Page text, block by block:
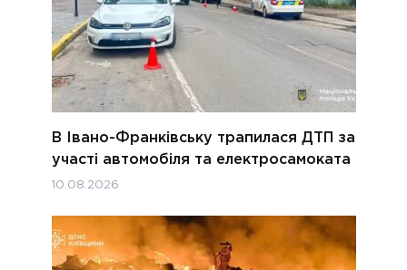
В Івано-Франківську трапилася ДТП за
участі автомобіля та електросамоката
10.08.2026